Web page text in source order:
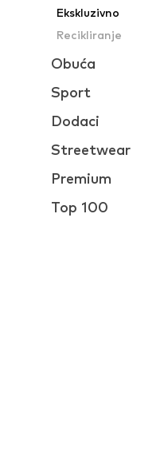
Ekskluzivno
Recikliranje
Obuća
Sport
Dodaci
Streetwear
Premium
Top 100